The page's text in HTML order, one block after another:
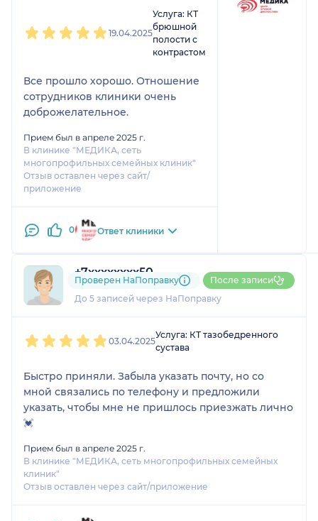
19.04.2025
Услуга: КТ
брюшной
полости с
контрастом
Все прошло хорошо. Отношение
сотрудников клиники очень
доброжелательное.
Прием был в апреле 2025 г.
В клинике "МЕДИКА, сеть
многопрофильных семейных клиник"
Отзыв оставлен через сайт/
приложение
0 Ответ клиники
+7xxxxxxxx50
1 отзыв
До 5 записей через НаПоправку
Проверен НаПоправку После записи
03.04.2025
Услуга: КТ тазобедренного
сустава
Быстро приняли. Забыла указать почту, но со
мной связались по телефону и предложили
указать, чтобы мне не пришлось приезжать лично
💓
Прием был в апреле 2025 г.
В клинике "МЕДИКА, сеть многопрофильных семейных
клиник"
Отзыв оставлен через сайт/приложение